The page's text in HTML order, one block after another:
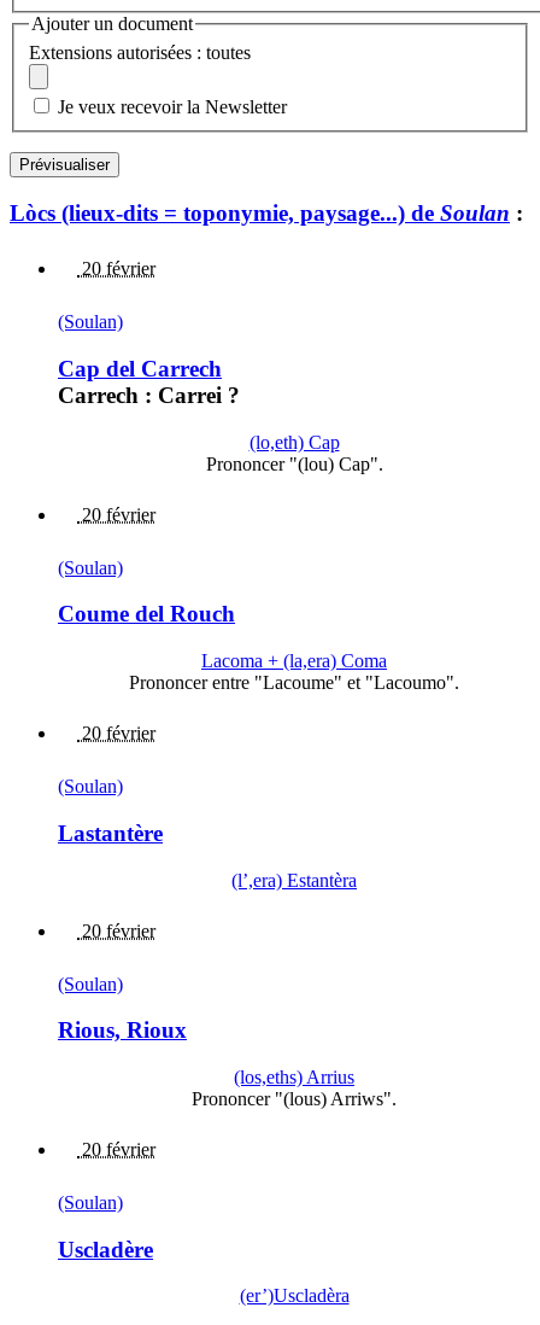
Ajouter un document
Extensions autorisées : toutes
Je veux recevoir la Newsletter
Lòcs (lieux-dits = toponymie, paysage...) de Soulan :
20 février
(Soulan)
Cap del Carrech
Carrech : Carrei ?
(lo,eth) Cap
Prononcer "(lou) Cap".
20 février
(Soulan)
Coume del Rouch
Lacoma + (la,era) Coma
Prononcer entre "Lacoume" et "Lacoumo".
20 février
(Soulan)
Lastantère
(l’,era) Estantèra
20 février
(Soulan)
Rious, Rioux
(los,eths) Arrius
Prononcer "(lous) Arriws".
20 février
(Soulan)
Uscladère
(er’)Uscladèra